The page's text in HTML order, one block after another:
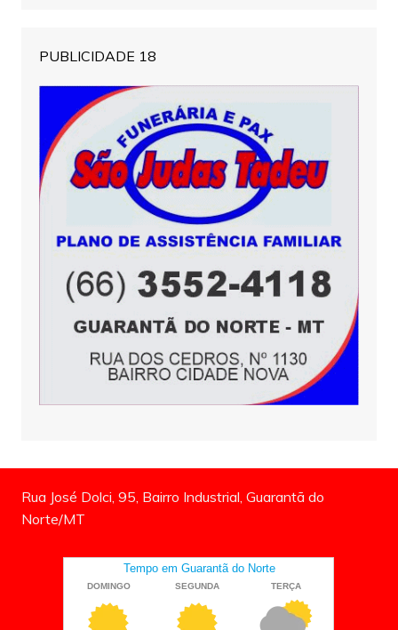
PUBLICIDADE 18
Rua José Dolci, 95, Bairro Industrial, Guarantã do
Norte/MT